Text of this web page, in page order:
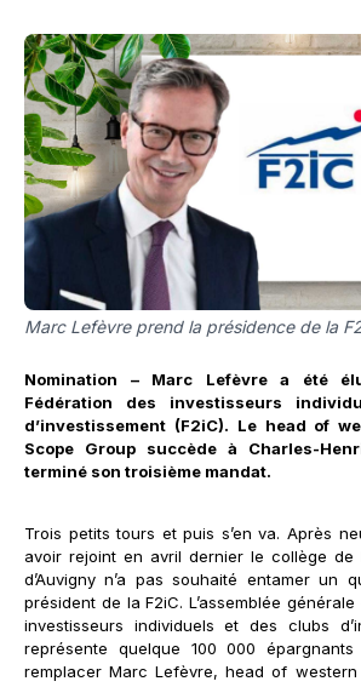
Marc Lefèvre prend la présidence de la
Nomination – Marc Lefèvre a été
Fédération des investisseurs
d’investissement (F2iC). Le head of
Scope Group succède à Charles-
terminé son troisième mandat.
Trois petits tours et puis s’en va. Après
avoir rejoint en avril dernier le collège de
d’Auvigny n’a pas souhaité entamer un
président de la F2iC. L’assemblée
investisseurs individuels et des clubs
représente quelque 100 000
remplacer Marc Lefèvre, head of western